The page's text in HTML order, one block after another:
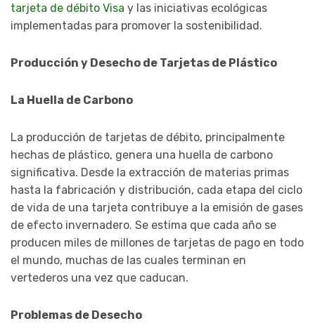
tarjeta de débito Visa y las iniciativas ecológicas
implementadas para promover la sostenibilidad.
Producción y Desecho de Tarjetas de Plástico
La Huella de Carbono
La producción de tarjetas de débito, principalmente
hechas de plástico, genera una huella de carbono
significativa. Desde la extracción de materias primas
hasta la fabricación y distribución, cada etapa del ciclo
de vida de una tarjeta contribuye a la emisión de gases
de efecto invernadero. Se estima que cada año se
producen miles de millones de tarjetas de pago en todo
el mundo, muchas de las cuales terminan en
vertederos una vez que caducan.
Problemas de Desecho